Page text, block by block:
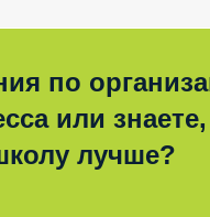
по
или знаете,
лучше?